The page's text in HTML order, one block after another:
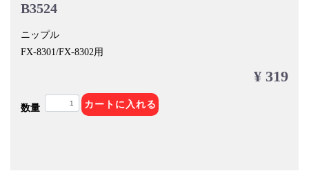
B3524
ニップル
FX-8301/FX-8302用
¥ 319
数量 カートに入れる